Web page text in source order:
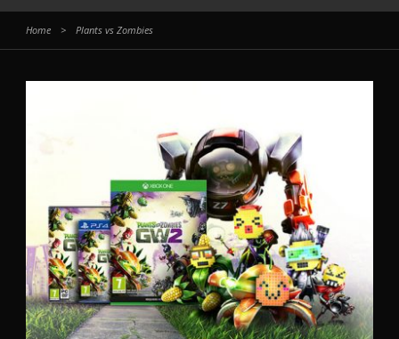
Home > Plants vs Zombies